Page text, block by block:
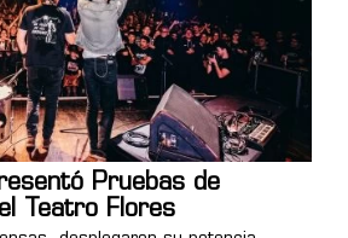
Pruebas de
Teatro Flores